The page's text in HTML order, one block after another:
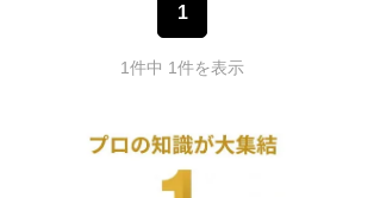
1
1件中 1件を表示